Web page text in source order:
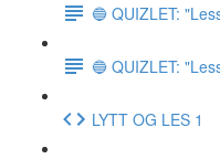
🔵 QUIZLET:
🔵 QUIZLET:
LYTT OG LES 1